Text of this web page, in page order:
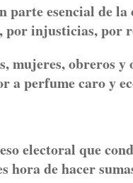
parte esencial de
por injusticias, por
mujeres, obreros
a perfume caro y
electoral que
hora de hacer